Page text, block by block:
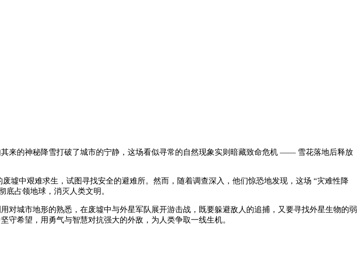
来的神秘降雪打破了城市的宁静，这场看似寻常的自然现象实则暗藏致命危机 —— 雪花落地后释放
墟中艰难求生，试图寻找安全的避难所。然而，随着调查深入，他们惊恐地发现，这场 “灾难性降
占领地球，消灭人类文明。
城市地形的熟悉，在废墟中与外星军队展开游击战，既要躲避敌人的追捕，又要寻找外星生物的弱
守希望，用勇气与智慧对抗强大的外敌，为人类争取一线生机。